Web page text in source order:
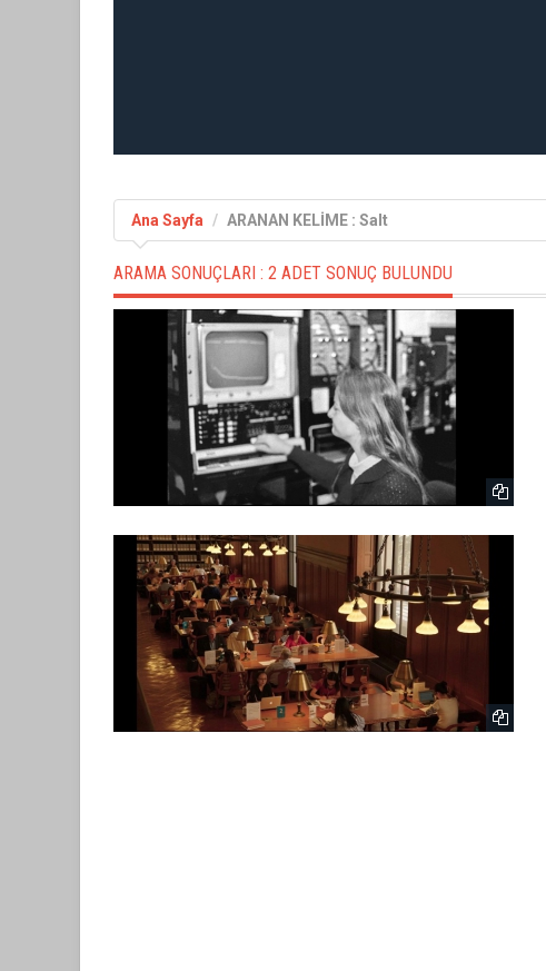
Ana Sayfa ARANAN KELİME : Salt
ARAMA SONUÇLARI : 2 ADET SONUÇ BULUNDU